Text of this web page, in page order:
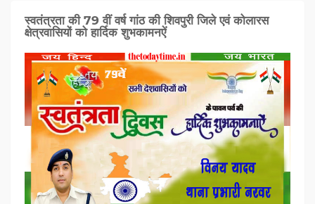
स्वतंत्रता की 79 वीं वर्ष गांठ की शिवपुरी जिले एवं कोलारस
क्षेत्रवासियों को हार्दिक शुभकामनऐं